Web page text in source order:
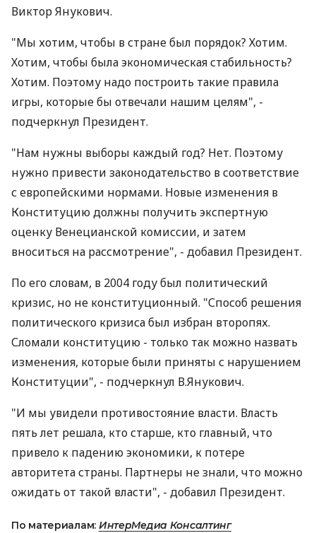
Виктор Янукович.
"Мы хотим, чтобы в стране был порядок? Хотим.
Хотим, чтобы была экономическая стабильность?
Хотим. Поэтому надо построить такие правила
игры, которые бы отвечали нашим целям", -
подчеркнул Президент.
"Нам нужны выборы каждый год? Нет. Поэтому
нужно привести законодательство в соответствие
с европейскими нормами. Новые изменения в
Конституцию должны получить экспертную
оценку Венецианской комиссии, и затем
вноситься на рассмотрение", - добавил Президент.
По его словам, в 2004 году был политический
кризис, но не конституционный. "Способ решения
политического кризиса был избран второпях.
Сломали конституцию - только так можно назвать
изменения, которые были приняты с нарушением
Конституции", - подчеркнул В.Янукович.
"И мы увидели противостояние власти. Власть
пять лет решала, кто старше, кто главный, что
привело к падению экономики, к потере
авторитета страны. Партнеры не знали, что можно
ожидать от такой власти", - добавил Президент.
По материалам: ИнтерМедиа Консалтинг